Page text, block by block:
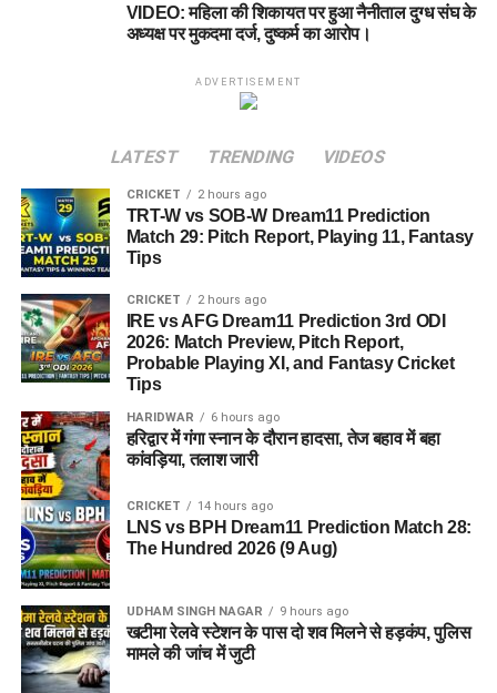
VIDEO: महिला की शिकायत पर हुआ नैनीताल दुग्ध संघ के
अध्यक्ष पर मुकदमा दर्ज, दुष्कर्म का आरोप।
ADVERTISEMENT
LATEST TRENDING VIDEOS
CRICKET 2 hours ago
TRT-W vs SOB-W Dream11 Prediction
Match 29: Pitch Report, Playing 11, Fantasy
Tips
CRICKET 2 hours ago
IRE vs AFG Dream11 Prediction 3rd ODI
2026: Match Preview, Pitch Report,
Probable Playing XI, and Fantasy Cricket
Tips
HARIDWAR 6 hours ago
हरिद्वार में गंगा स्नान के दौरान हादसा, तेज बहाव में बहा
कांवड़िया, तलाश जारी
CRICKET 14 hours ago
LNS vs BPH Dream11 Prediction Match 28:
The Hundred 2026 (9 Aug)
UDHAM SINGH NAGAR 9 hours ago
खटीमा रेलवे स्टेशन के पास दो शव मिलने से हड़कंप, पुलिस
मामले की जांच में जुटी